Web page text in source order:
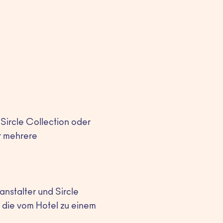
Collection oder
mehrere
und Sircle
vom Hotel zu einem